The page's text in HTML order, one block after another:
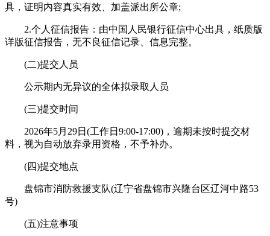
具，证明内容真实有效、加盖派出所公章;
2.个人征信报告：由中国人民银行征信中心出具，纸质版
详版征信报告，无不良征信记录、信息完整。
(二)提交人员
公示期内无异议的全体拟录取人员
(三)提交时间
2026年5月29日(工作日9:00-17:00)，逾期未按时提交材
料，视为自动放弃录用资格，不予补办。
(四)提交地点
盘锦市消防救援支队(辽宁省盘锦市兴隆台区辽河中路53
号)
(五)注意事项